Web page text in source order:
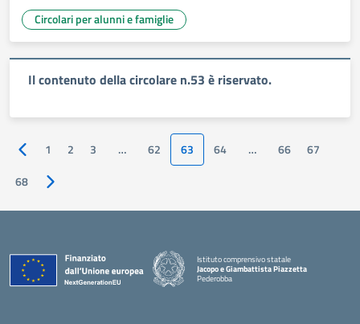
Circolari per alunni e famiglie
Il contenuto della circolare n.53 è riservato.
Pagina precedente
1 2 3 … 62 63 64 … 66
67
68
Pagina successiva
Istituto comprensivo statale
Jacopo e Giambattista Piazzetta
Pederobba